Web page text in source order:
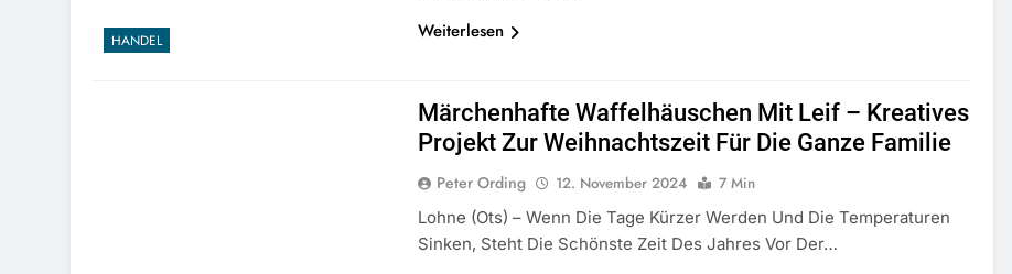
HANDEL Weiterlesen
Märchenhafte Waffelhäuschen Mit Leif – Kreatives
Projekt Zur Weihnachtszeit Für Die Ganze Familie
Peter Ording 12. November 2024
7 Min
Lohne (ots) – Wenn Die Tage Kürzer Werden Und Die Temperaturen
Sinken, Steht Die Schönste Zeit Des Jahres Vor Der…